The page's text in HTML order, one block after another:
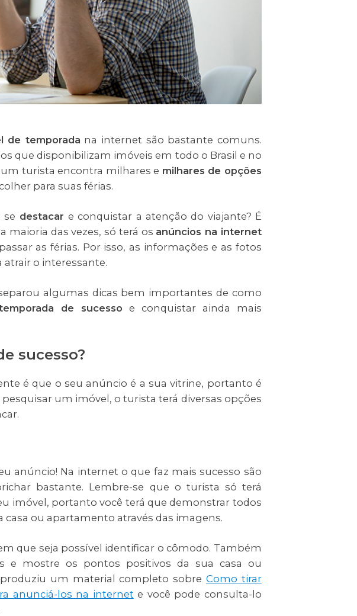
de temporada na internet são bastante comuns.
que disponibilizam imóveis em todo o Brasil e no
turista encontra milhares e milhares de opções
para suas férias.
se destacare conquistar a atenção do viajante? É
maioria das vezes, só terá os anúncios na internet
as férias. Por isso, as informações e as fotos
o interessante.
algumas dicas bem importantes de como
de sucesso e conquistar ainda mais
sucesso?
é que o seu anúncio é a sua vitrine, portanto é
um imóvel, o turista terá diversas opções
anúncio! Na internet o que faz mais sucesso são
bastante. Lembre-se que o turista só terá
imóvel, portanto você terá que demonstrar todos
casa ou apartamento através das imagens.
que seja possível identificar o cômodo. Também
e mostre os pontos positivos da sua casa ou
um material completo sobreComo tirar
anunciá-los na internet e você pode consulta-lo